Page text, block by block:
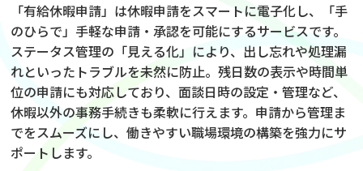
「有給休暇申請」は休暇申請をスマートに電子化し、「手
のひらで」手軽な申請・承認を可能にするサービスです。
ステータス管理の「見える化」により、出し忘れや処理漏
れといったトラブルを未然に防止。残日数の表示や時間単
位の申請にも対応しており、面談日時の設定・管理など、
休暇以外の事務手続きも柔軟に行えます。申請から管理ま
でをスムーズにし、働きやすい職場環境の構築を強力にサ
ポートします。